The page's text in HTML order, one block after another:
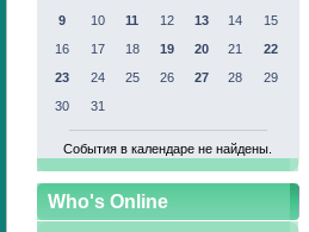
9
10 11 12 13 14
15
16
17 18 19 20 21
22
23
24 25 26 27 28
29
30
31
События в календаре не найдены.
Who's Online